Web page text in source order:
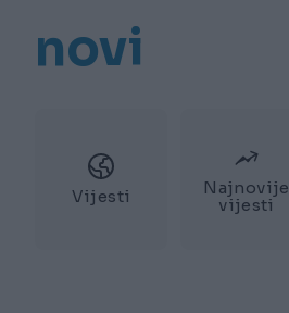
novi
Vijesti
Najnovije
vijesti